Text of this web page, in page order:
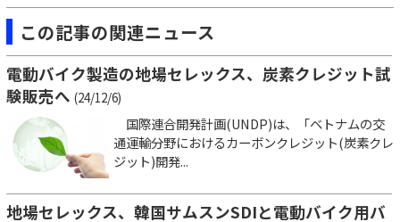
この記事の関連ニュース
電動バイク製造の地場セレックス、炭素クレジット試
験販売へ (24/12/6)
国際連合開発計画(UNDP)は、「ベトナムの交
通運輸分野におけるカーボンクレジット(炭素クレ
ジット)開発...
地場セレックス、韓国サムスンSDIと電動バイク用バ